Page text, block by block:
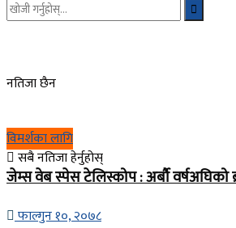
नतिजा छैन
सबै नतिजा हेर्नुहोस्
विमर्शका लागि
जेम्स वेब स्पेस टेलिस्कोप : अर्बौ वर्षअघिको
फाल्गुन १०, २०७८